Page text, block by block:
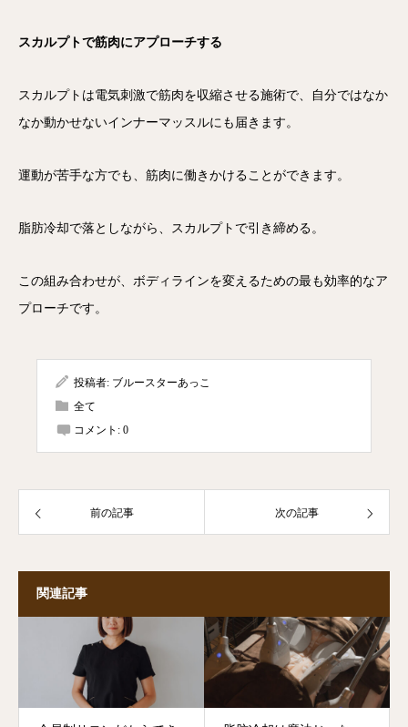
スカルプトで筋肉にアプローチする
スカルプトは電気刺激で筋肉を収縮させる施術で、自分ではなか
なか動かせないインナーマッスルにも届きます。
運動が苦手な方でも、筋肉に働きかけることができます。
脂肪冷却で落としながら、スカルプトで引き締める。
この組み合わせが、ボディラインを変えるための最も効率的なア
プローチです。
投稿者: ブルースターあっこ
全て
コメント: 0
前の記事 次の記事
関連記事